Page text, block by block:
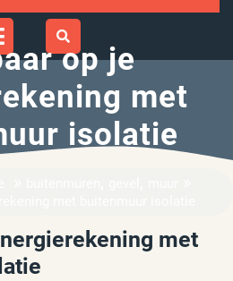
Open
op je
met
isolatie
met